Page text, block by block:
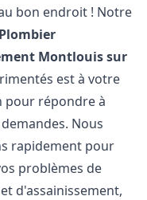
bon endroit ! Notre
Plombier
Montlouis sur
est à votre
pour répondre à
Nous
rapidement pour
problèmes de
d'assainissement,